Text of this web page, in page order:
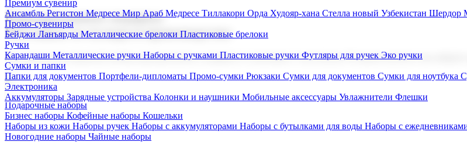
Премиум сувенир
Ансамбль Регистон Медресе Мир Араб Медресе Тиллакори Орда Худояр-хана Стелла новый Узбекистан Шердор
Промо-сувениры
Бейджи Ланъярды Металлические брелоки Пластиковые брелоки
Ручки
Карандаши Металлические ручки Наборы с ручками Пластиковые ручки Футляры для ручек Эко ручки
Сумки и папки
Папки для документов Портфели-дипломаты Промо-сумки Рюкзаки Сумки для документов Сумки для ноутбука
Электроника
Аккумуляторы Зарядные устройства Колонки и наушники Мобильные аксессуары Увлажнители Флешки
Корпоративные подарки
Поставка со склада и производство
Мы предлагаем широкий выбор корпоративных подарков и сувениров с логотипом. В нашем каталоге вы найдете
Подарочные наборы
Бизнес наборы Кофейные наборы Кошельки
Наборы из кожи Наборы ручек Наборы с аккумуляторами Наборы с бутылками для воды Наборы с
Новогодние наборы Чайные наборы